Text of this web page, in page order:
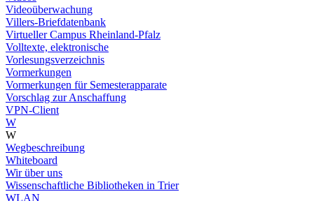
Videoüberwachung
Villers-Briefdatenbank
Virtueller Campus Rheinland-Pfalz
Volltexte, elektronische
Vorlesungsverzeichnis
Vormerkungen
Vormerkungen für Semesterapparate
Vorschlag zur Anschaffung
VPN-Client
W
W
Wegbeschreibung
Whiteboard
Wir über uns
Wissenschaftliche Bibliotheken in Trier
WLAN